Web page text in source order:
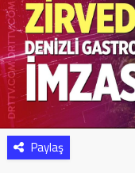
Paylaş
Resmi Reklam